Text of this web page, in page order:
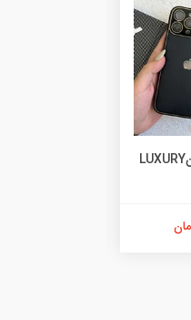
گارد گوشی آیفونLUXURY